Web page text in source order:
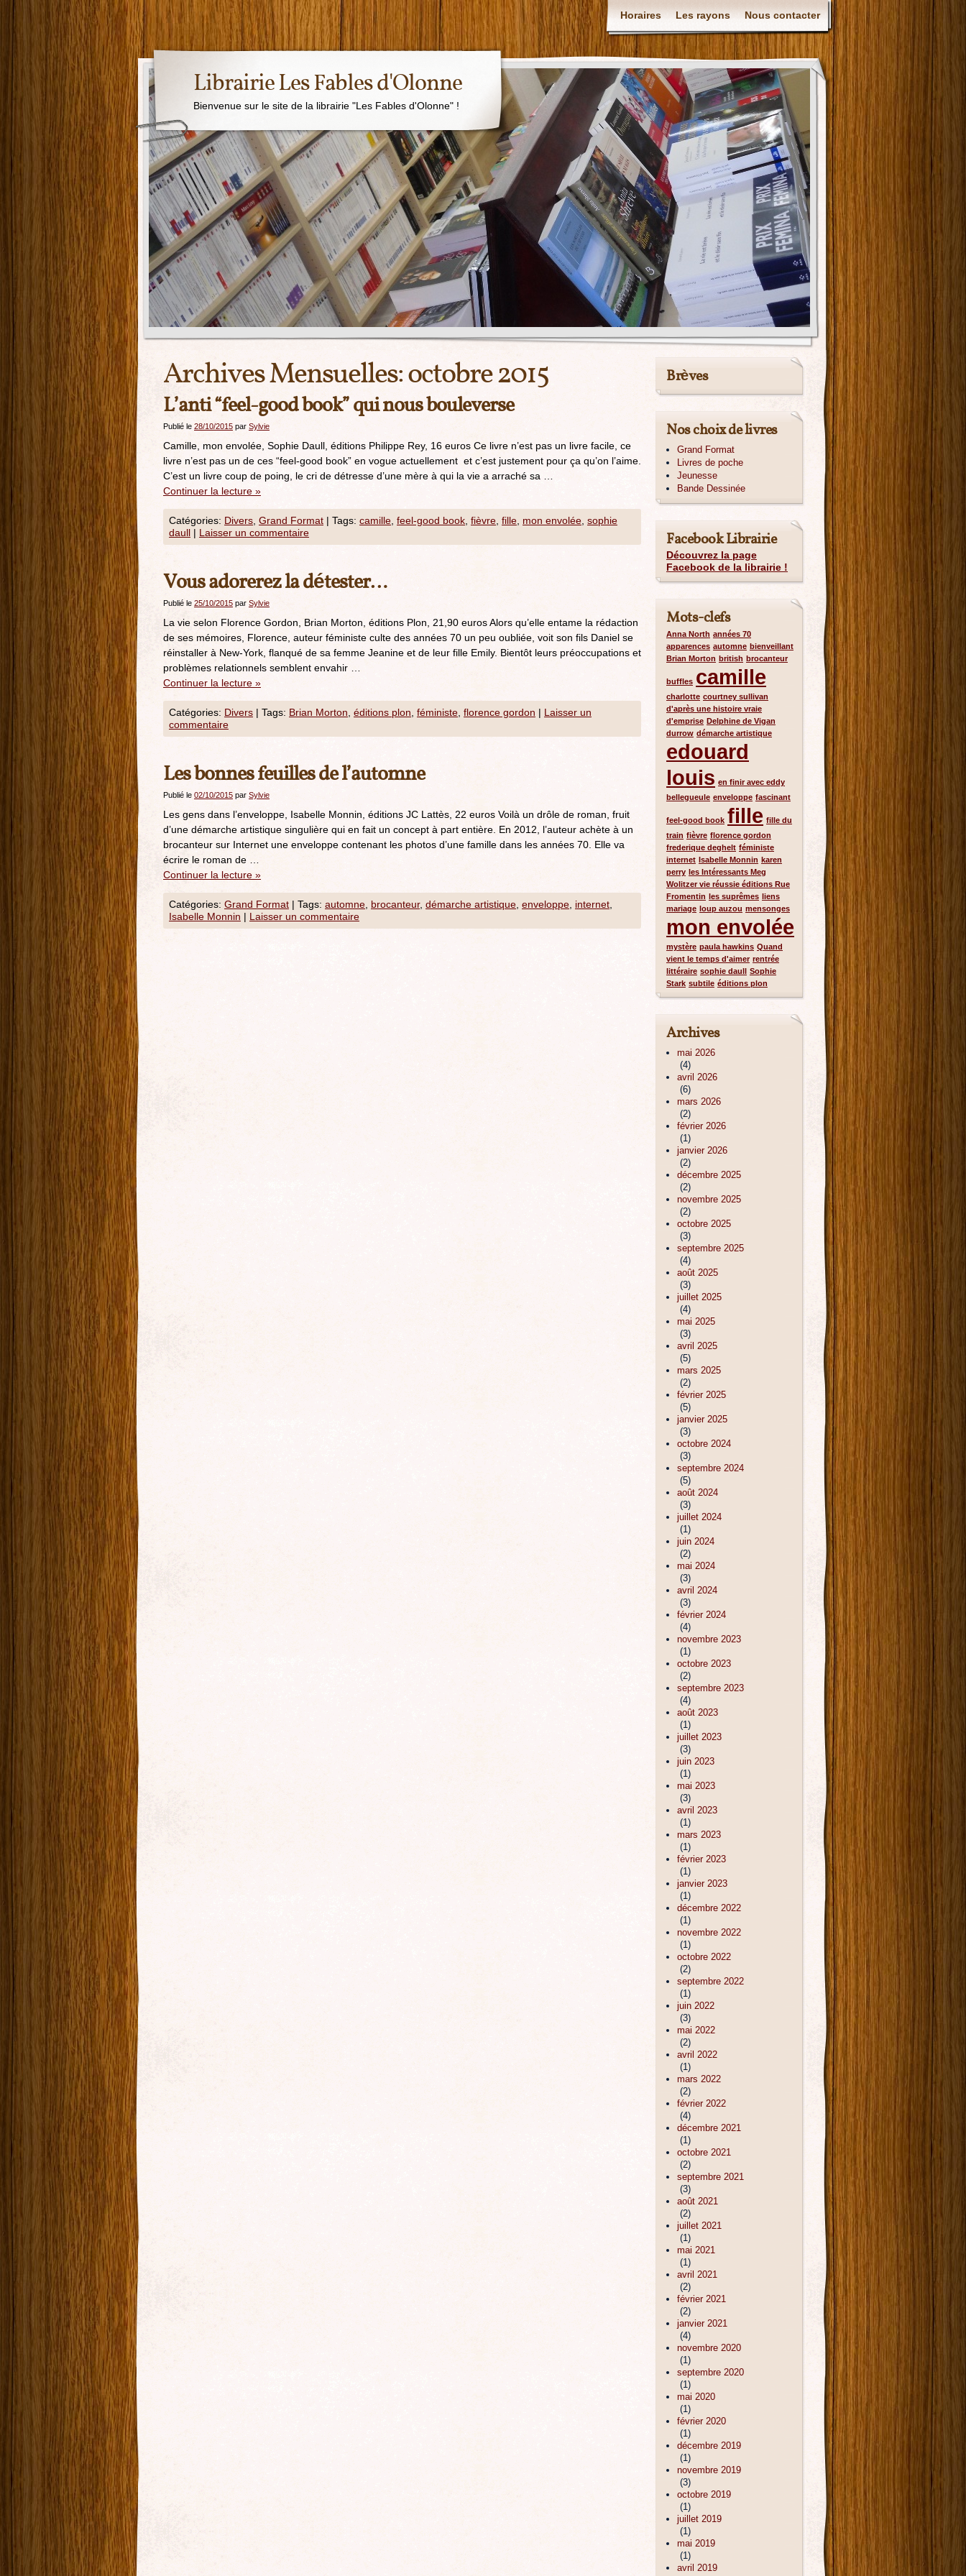
Horaires Les rayons Nous contacter
Librairie Les Fables d'Olonne
Bienvenue sur le site de la librairie "Les Fables d'Olonne" !
Archives Mensuelles:octobre 2015
L’anti “feel-good book” qui nous bouleverse
Publié le 28/10/2015 par Sylvie
Camille, mon envolée, Sophie Daull, éditions Philippe Rey, 16 euros Ce livre n’est pas un livre facile, ce
livre n’est pas un de ces “feel-good book” en vogue actuellement et c’est justement pour ça qu’on l’aime.
C’est un livre coup de poing, le cri de détresse d’une mère à qui la vie a arraché sa …
Continuer la lecture »
Catégories: Divers Grand Format | Tags: camille feel-good book fièvre fille mon envolée sophie
daull | Laisser un commentaire
Vous adorerez la détester…
Publié le 25/10/2015 par Sylvie
La vie selon Florence Gordon, Brian Morton, éditions Plon, 21,90 euros Alors qu’elle entame la rédaction
de ses mémoires, Florence, auteur féministe culte des années 70 un peu oubliée, voit son fils Daniel se
réinstaller à New-York, flanqué de sa femme Jeanine et de leur fille Emily. Bientôt leurs préoccupations et
problèmes relationnels semblent envahir …
Continuer la lecture »
Catégories: Divers | Tags: Brian Morton éditions plon féministe florence gordon | Laisser un
commentaire
Les bonnes feuilles de l’automne
Publié le 02/10/2015 par Sylvie
Les gens dans l’enveloppe, Isabelle Monnin, éditions JC Lattès, 22 euros Voilà un drôle de roman, fruit
d’une démarche artistique singulière qui en fait un concept à part entière. En 2012, l’auteur achète à un
brocanteur sur Internet une enveloppe contenant les photos d’une famille dans les années 70. Elle va
écrire le roman de …
Continuer la lecture »
Catégories: Grand Format | Tags: automne brocanteur, démarche artistique enveloppe internet
Isabelle Monnin | Laisser un commentaire
Brèves
Nos choix de livres
Grand Format
Livres de poche
Jeunesse
Bande Dessinée
Facebook Librairie
Découvrez la page
Facebook de la librairie !
Mots-clefs
Anna North années 70
apparences automne bienveillant
Brian Morton british brocanteur
buffles camille
charlotte courtney sullivan
d'après une histoire vraie
d'emprise Delphine de Vigan
durrow démarche artistique
edouard
louis en finir avec eddy
bellegueule enveloppe fascinant
feel-good book fille fille du
train fièvre florence gordon
frederique deghelt féministe
internet Isabelle Monnin karen
perry les Intéressants Meg
Wolitzer vie réussie éditions Rue
Fromentin les suprêmes liens
mariage loup auzou mensonges
mon envolée
mystère paula hawkins Quand
vient le temps d'aimer rentrée
littéraire sophie daull Sophie
Stark subtile éditions plon
Archives
mai 2026
(4)
avril 2026
(6)
mars 2026
(2)
février 2026
(1)
janvier 2026
(2)
décembre 2025
(2)
novembre 2025
(2)
octobre 2025
(3)
septembre 2025
(4)
août 2025
(3)
juillet 2025
(4)
mai 2025
(3)
avril 2025
(5)
mars 2025
(2)
février 2025
(5)
janvier 2025
(3)
octobre 2024
(3)
septembre 2024
(5)
août 2024
(3)
juillet 2024
(1)
juin 2024
(2)
mai 2024
(3)
avril 2024
(3)
février 2024
(4)
novembre 2023
(1)
octobre 2023
(2)
septembre 2023
(4)
août 2023
(1)
juillet 2023
(3)
juin 2023
(1)
mai 2023
(3)
avril 2023
(1)
mars 2023
(1)
février 2023
(1)
janvier 2023
(1)
décembre 2022
(1)
novembre 2022
(1)
octobre 2022
(2)
septembre 2022
(1)
juin 2022
(3)
mai 2022
(2)
avril 2022
(1)
mars 2022
(2)
février 2022
(4)
décembre 2021
(1)
octobre 2021
(2)
septembre 2021
(3)
août 2021
(2)
juillet 2021
(1)
mai 2021
(1)
avril 2021
(2)
février 2021
(2)
janvier 2021
(4)
novembre 2020
(1)
septembre 2020
(1)
mai 2020
(1)
février 2020
(1)
décembre 2019
(1)
novembre 2019
(3)
octobre 2019
(1)
juillet 2019
(1)
mai 2019
(1)
avril 2019